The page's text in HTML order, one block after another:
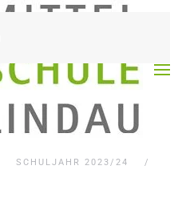
SCHULJAHR 2023/24